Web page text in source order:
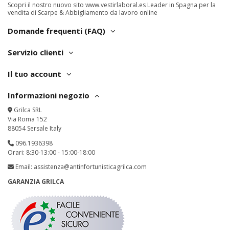
Scopri il nostro nuovo sito www.vestirlaboral.es Leader in Spagna per la
vendita di Scarpe & Abbigliamento da lavoro online
Domande frequenti (FAQ)
Servizio clienti
Il tuo account
Informazioni negozio
Grilca SRL
Via Roma 152
88054 Sersale Italy
096.1936398
Orari: 8:30-13:00 - 15:00-18:00
Email: assistenza@antinfortunisticagrilca.com
GARANZIA GRILCA